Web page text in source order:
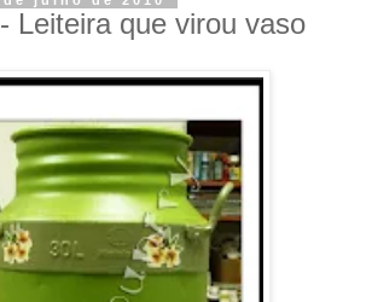
Leiteira que virou vaso